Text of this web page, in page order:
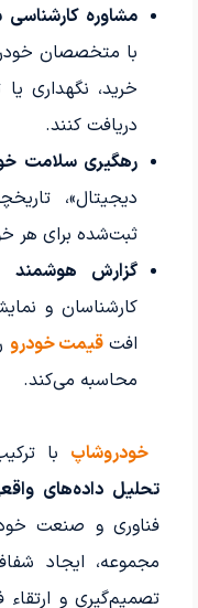
مشاوره
با متخصصان
خرید، نگهداری
دریافت کنند.
رهگیری سلامت
دیجیتال»،
ثبت‌شده برای هر
گزارش
کارشناسان و
افتقیمت خودرو
محاسبه می‌کند.
خودروشاپ با
تحلیل داده‌های
فناوری و صنعت
مجموعه، ایجاد
تصمیم‌گیری و